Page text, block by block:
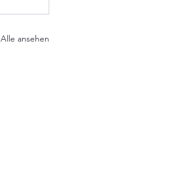
Alle ansehen